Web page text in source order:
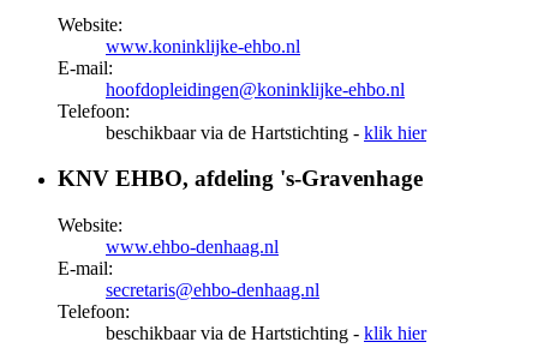
Website:
www.koninklijke-ehbo.nl
E-mail:
hoofdopleidingen@koninklijke-ehbo.nl
Telefoon:
beschikbaar via de Hartstichting - klik hier
KNV EHBO, afdeling 's-Gravenhage
Website:
www.ehbo-denhaag.nl
E-mail:
secretaris@ehbo-denhaag.nl
Telefoon:
beschikbaar via de Hartstichting - klik hier